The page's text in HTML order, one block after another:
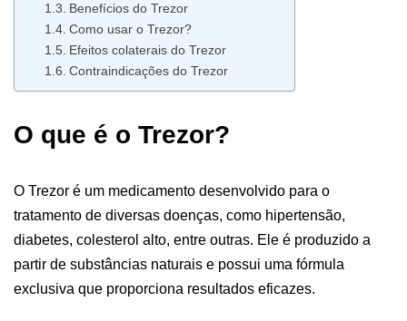
Benefícios do Trezor
Como usar o Trezor?
Efeitos colaterais do Trezor
Contraindicações do Trezor
O que é o Trezor?
O Trezor é um medicamento desenvolvido para o
tratamento de diversas doenças, como hipertensão,
diabetes, colesterol alto, entre outras. Ele é produzido a
partir de substâncias naturais e possui uma fórmula
exclusiva que proporciona resultados eficazes.